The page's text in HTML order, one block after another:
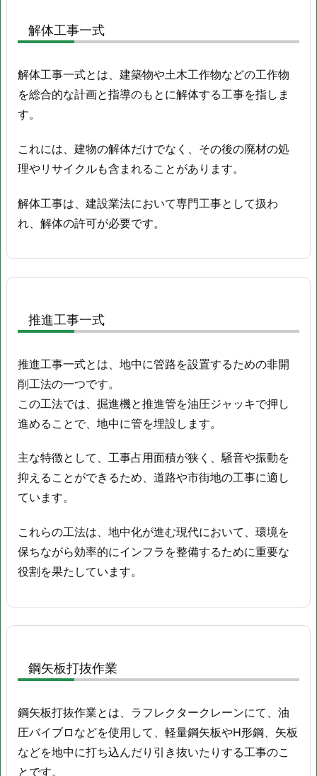
7.
留
保
工
業
8.
設
橋
事
レ
ー
ン
作
一
式
解体工事一式
解体工事一式とは、建築物や土木工作物などの工作物
を総合的な計画と指導のもとに解体する工事を指しま
す。
これには、建物の解体だけでなく、その後の廃材の処
理やリサイクルも含まれることがあります。
解体工事は、建設業法において専門工事として扱わ
れ、解体の許可が必要です。
推進工事一式
推進工事一式とは、地中に管路を設置するための非開
削工法の一つです。
この工法では、掘進機と推進管を油圧ジャッキで押し
進めることで、地中に管を埋設します。
主な特徴として、工事占用面積が狭く、騒音や振動を
抑えることができるため、道路や市街地の工事に適し
ています。
これらの工法は、地中化が進む現代において、環境を
保ちながら効率的にインフラを整備するために重要な
役割を果たしています。
鋼矢板打抜作業
鋼矢板打抜作業とは、ラフレクタークレーンにて、油
圧バイブロなどを使用して、軽量鋼矢板やH形鋼、矢板
などを地中に打ち込んだり引き抜いたりする工事のこ
とです。